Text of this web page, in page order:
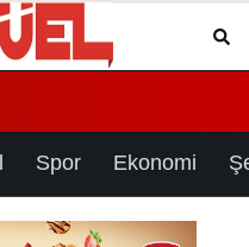
Spor Ekonomi